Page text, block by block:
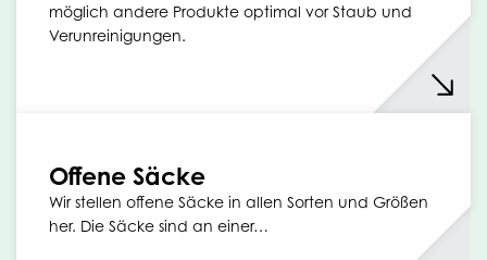
möglich andere Produkte optimal vor Staub und
Verunreinigungen.
Offene Säcke
Wir stellen offene Säcke in allen Sorten und Größen
her. Die Säcke sind an einer…